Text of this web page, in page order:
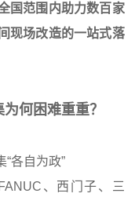
国范围内助力数百家
现场改造的一站式落
何困难重重？
各自为政”
、西门子、三